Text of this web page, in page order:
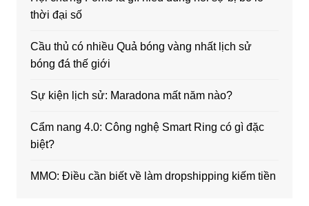
thời đại số
Cầu thủ có nhiều Quả bóng vàng nhất lịch sử
bóng đá thế giới
Sự kiện lịch sử: Maradona mất năm nào?
Cẩm nang 4.0: Công nghệ Smart Ring có gì đặc
biệt?
MMO: Điều cần biết về làm dropshipping kiếm tiền